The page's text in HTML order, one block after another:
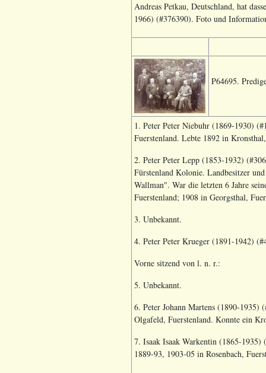
Andreas Petkau, Deutschland, hat
1966) (#376390). Foto und
P64695.
1. Peter Peter Niebuhr (1869-1930)
Fuerstenland. Lebte 1892 in
2. Peter Peter Lepp (1853-1932)
Fürstenland Kolonie. Landbesitzer
Wallman". War die letzten 6 Jahre
Fuerstenland; 1908 in Georgsthal,
3. Unbekannt.
4. Peter Peter Krueger (1891-1942)
Vorne sitzend von l. n. r.:
5. Unbekannt.
6. Peter Johann Martens (1890-
Olgafeld, Fuerstenland. Konnte ein
7. Isaak Isaak Warkentin (1865-
1889-93, 1903-05 in Rosenbach,